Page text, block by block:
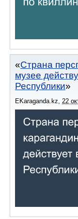
Страна
музее
Республики
EKaraganda.kz 22